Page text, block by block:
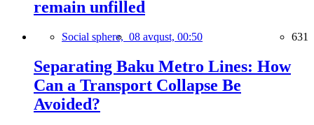
remain unfilled
Social sphere, 08 avqust, 00:50 631
Separating Baku Metro Lines: How
Can a Transport Collapse Be
Avoided?